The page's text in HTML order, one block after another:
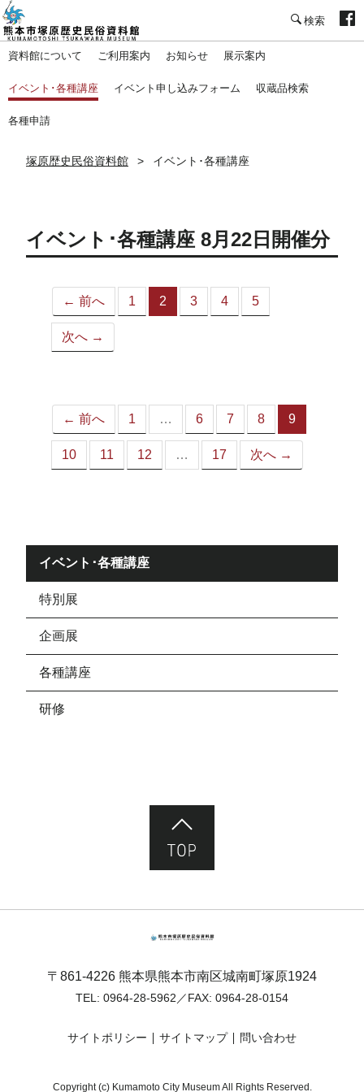
資料館について ご利用案内 お知らせ 展示案内
イベント･各種講座 イベント申し込みフォーム 収蔵品検索
各種申請
塚原歴史民俗資料館 イベント･各種講座
イベント･各種講座 8月22日開催分
← 前へ 1 2
（こ
3 4 5
次へ →
← 前へ 1 … 6 7 8 9
10 11 12 … 17 次へ →
イベント･各種講座
特別展
企画展
各種講座
研修
〒861-4226 熊本県熊本市南区城南町塚原1924
TEL: 0964-28-5962 ／FAX: 0964-28-0154
サイトポリシー サイトマップ 問い合わせ
Copyright (c) Kumamoto City Museum All Rights Reserved.